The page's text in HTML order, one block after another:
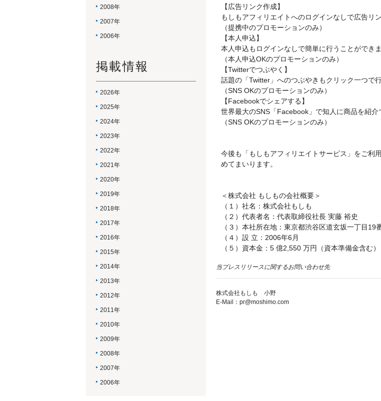
【広告リンク作成】
もしもアフィリエイトへのログインなしで広告リ
（提携中のプロモーションのみ）
【本人申込】
本人申込もログインなしで簡単に行うことができま
（本人申込OKのプロモーションのみ）
【Twitterでつぶやく】
話題の「Twitter」へのつぶやきもクリック一つで行
（SNS OKのプロモーションのみ）
【Facebookでシェアする】
世界最大のSNS「Facebook」で知人に商品を紹介
（SNS OKのプロモーションのみ）
今後も「もしもアフィリエイトサービス」をご利
めてまいります。
＜株式会社 もしもの会社概要＞
（１）社名：株式会社もしも
（２）代表者名：代表取締役社長 実藤 裕史
（３）本社所在地：東京都渋谷区道玄坂一丁目19
（４）設 立：2006年6月
（５）資本金：5 億2,550 万円（資本準備金含む）
当プレスリリースに関するお問い合わせ先
株式会社もしも 小野
E-Mail：pr@moshimo.com
2008年
2007年
2006年
掲載情報
2026年
2025年
2024年
2023年
2022年
2021年
2020年
2019年
2018年
2017年
2016年
2015年
2014年
2013年
2012年
2011年
2010年
2009年
2008年
2007年
2006年